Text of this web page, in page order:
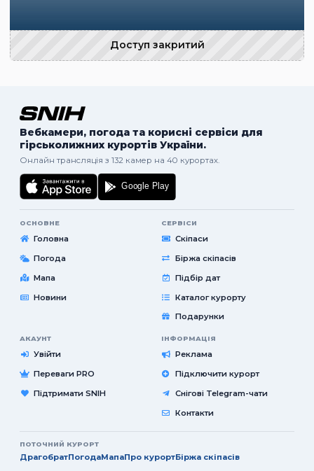
Доступ закритий
Вебкамери, погода та корисні сервіси для
гірськолижних курортів України.
Онлайн трансляція з 132 камер на 40 курортах.
ОСНОВНЕ
Головна
Погода
Мапа
Новини
СЕРВІСИ
Скіпаси
Біржа скіпасів
Підбір дат
Каталог курорту
Подарунки
АКАУНТ
Увійти
Переваги PRO
Підтримати SNIH
ІНФОРМАЦІЯ
Реклама
Підключити курорт
Снігові Telegram-чати
Контакти
ПОТОЧНИЙ КУРОРТ
ДрагобратПогодаМапаПро курортБіржа скіпасів